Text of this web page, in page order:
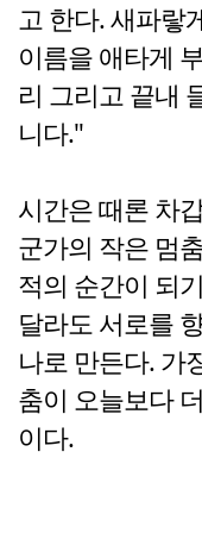
고 한다. 새파랗
이름을 애타게
리 그리고 끝내
니다."
시간은 때론 차
군가의 작은 멈
적의 순간이 되
달라도 서로를
나로 만든다. 가
춤이 오늘보다
이다.